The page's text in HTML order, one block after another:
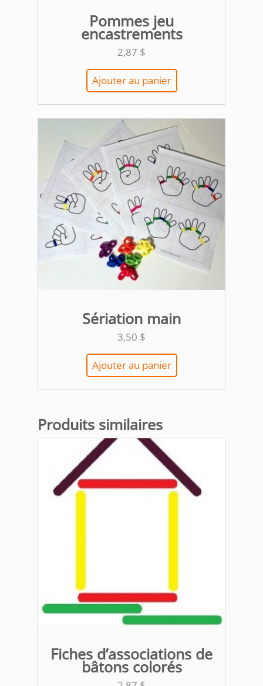
Pommes jeu
encastrements
2,87 $
Ajouter au panier
Sériation main
3,50 $
Ajouter au panier
Produits similaires
Fiches d’associations de
bâtons colorés